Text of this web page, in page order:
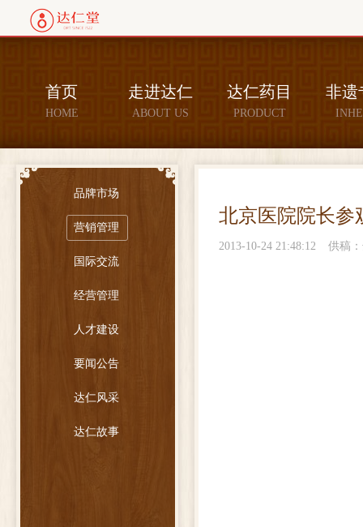
首页
HOME
走进达仁
ABOUT US
达仁药目
PRODUCT
非遗
品牌市场
营销管理
国际交流
经营管理
人才建设
要闻公告
达仁风采
达仁故事
北京医院院长参
2013-10-24 21:48:12 供稿